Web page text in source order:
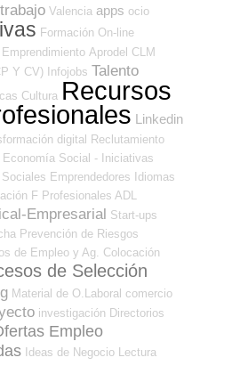
Valencia apps ocio
Formación On-line
Emprendimiento Aprodel CLM
Y CV)
Infojobs Talento
Cultura Recursos
Linkedin
digital
Reclutamiento
Economía Social - Iniciativas
Sociales Emprendedores
Idiomas
F Profesionales ADL
Empresarial Start-ups
Prevención de Riesgos
de Empleo y Ag. Colocación
de Selección
Material de O.Laboral comercio
investigación Directorios
Empleo
Ideas de Negocio Lectura